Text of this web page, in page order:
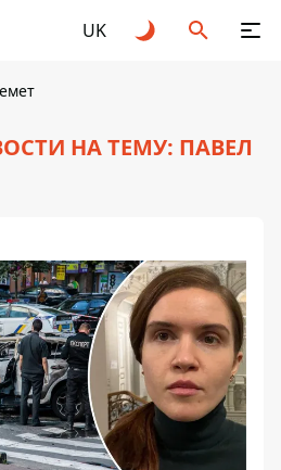
UK
НА ТЕМУ: ПАВЕЛ